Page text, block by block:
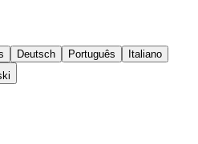
Deutsch Português
Italiano